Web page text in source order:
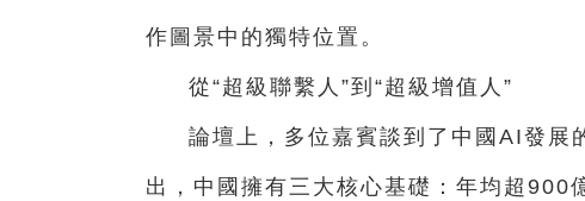
作圖景中的獨特位置。
從“超級聯繫人”到“超級增值人”
論壇上，多位嘉賓談到了中國AI發展
出，中國擁有三大核心基礎：年均超900